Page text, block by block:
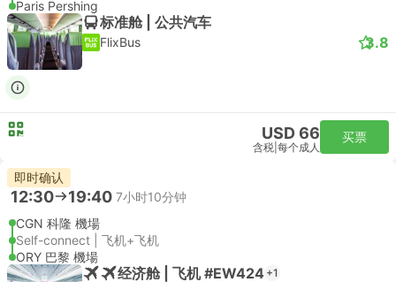
Paris Pershing
标准舱 | 公共汽车
FlixBus 3.8
USD 66
含税 每个成人
买票
即时确认
12:30 19:40 7小时10分钟
CGN 科隆 機場
Self-connect | 飞机+飞机
ORY 巴黎 機場
经济舱 | 飞机 #EW424 +1